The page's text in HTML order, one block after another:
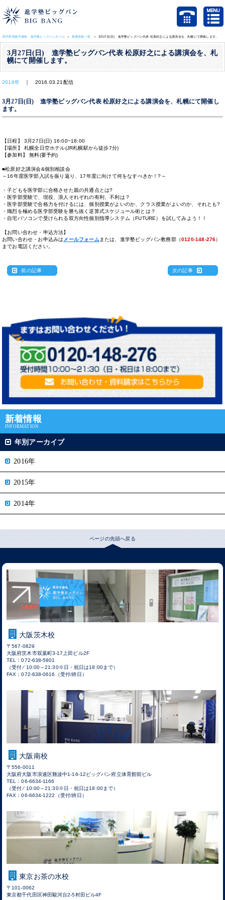
医学部受験予備校・進学塾ビッグバンホーム 新着情報一覧 3月27日(日) 進学塾ビッグバン代表 松原好之による講演会を、札幌にて開催します。
3月27日(日) 進学塾ビッグバン代表 松原好之による講演会を、札
幌にて開催します。
2016年 ｜ 2016.03.21配信
3月27日(日) 進学塾ビッグバン代表 松原好之による講演会を、札幌にて開催し
ます。
【日程】 3月27日(日) 16:00~18:00
【場所】 札幌全日空ホテル(JR札幌駅から徒歩7分)
【参加料】 無料(要予約)
■松原好之講演会&個別相談会
～16年度医学部入試を振り返り、17年度に向けて何をなすべきか！?～
・子どもを医学部に合格させた親の共通点とは?
・医学部受験で、現役、浪人それぞれの有利、不利は？
・医学部受験で合格力を付けるには、個別授業がよいのか、クラス授業がよいのか、それとも?
・熾烈を極める医学部受験を勝ち抜く逆算式スケジュール術とは？
・自宅パソコンで受けられる双方向性個別指導システム（FUTURE）を試してみよう！！
【お問い合わせ・申込方法】
お問い合わせ・お申込みは メールフォーム または、進学塾ビッグバン教務部（0120-148-276）
までお電話ください。
前の記事 次の記事
新着情報
INFORMATION
年別アーカイブ
2016年
2015年
2014年
ページの先頭へ戻る
大阪茨木校
〒567-0829
大阪府茨木市双葉町3-17上田ビル2F
TEL：072-638-5801
（受付 ⁄ 10:00～21:30※日・祝日は18:00まで）
FAX：072-638-0616（受付/終日）
大阪南校
〒556-0011
大阪府大阪市浪速区難波中1-16-12ビッグバン府立体育館前ビル
TEL：06-6634-1166
（受付 ⁄ 10:00～21:30※日・祝日は18:00まで）
FAX：06-6634-1222（受付/終日）
東京お茶の水校
〒101-0062
東京都千代田区神田駿河台2-5村田ビル4F